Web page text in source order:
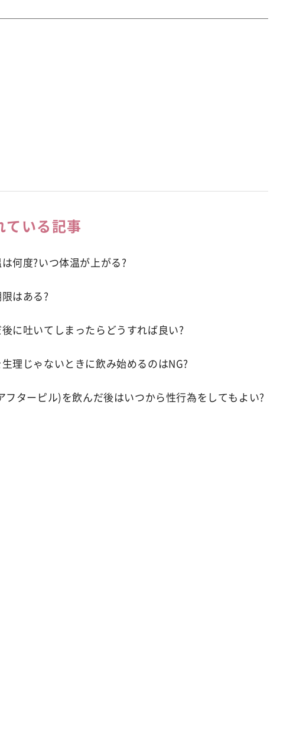
ている記事
何度?いつ体温が上がる?
はある?
に吐いてしまったらどうすれば良い?
理じゃないときに飲み始めるのはNG?
フターピル)を飲んだ後はいつから性行為をしてもよい?